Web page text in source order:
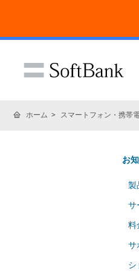
ホーム スマートフォン・携帯
お
製
サ
料
サ
シ